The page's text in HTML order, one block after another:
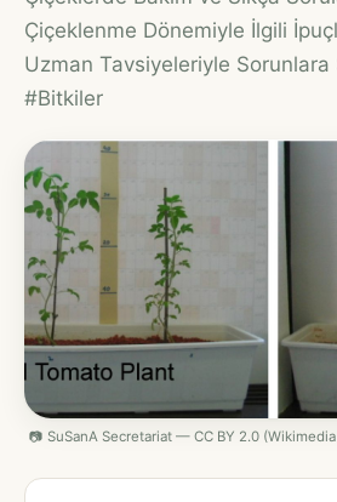
Çiçeklenme Dönemiyle İlgili
Uzman Tavsiyeleriyle Sorunlara
#Bitkiler
📷 SuSanA Secretariat — CC BY 2.0